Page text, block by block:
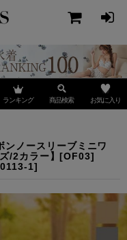
ランキング 商品検索 お気に入り
ンノースリーブミニワ
/2カラー】[OF03]
1]